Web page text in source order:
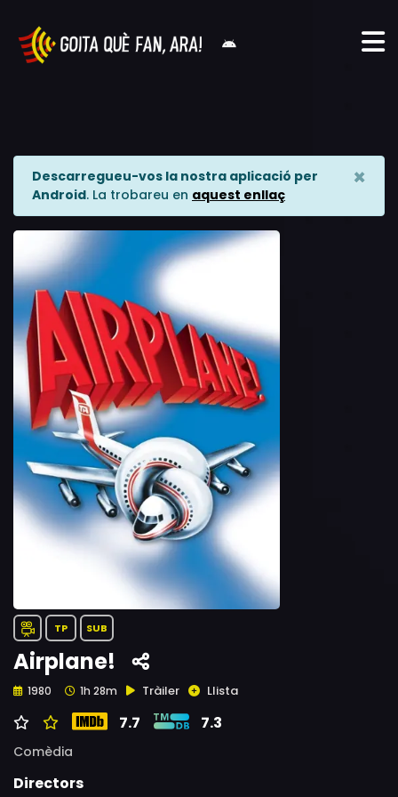
Descarregueu-vos la nostra aplicació per
Android. La trobareu en aquest enllaç
×
TP SUB
Airplane!
1980 1h 28m Tràiler Llista
7.7 7.3
Comèdia
Directors